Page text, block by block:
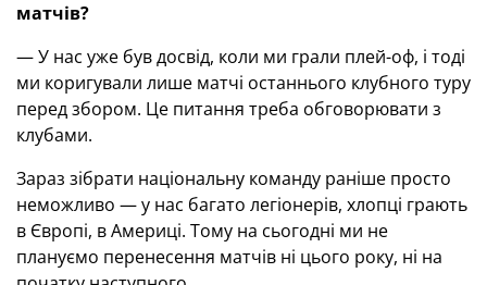
матчів?
— У нас уже був досвід, коли ми грали плей-оф, і тоді
ми коригували лише матчі останнього клубного туру
перед збором. Це питання треба обговорювати з
клубами.
Зараз зібрати національну команду раніше просто
неможливо — у нас багато легіонерів, хлопці грають
в Європі, в Америці. Тому на сьогодні ми не
плануємо перенесення матчів ні цього року, ні на